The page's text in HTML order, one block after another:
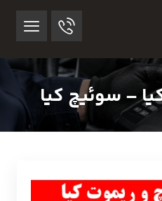
– سوئیچ کیا